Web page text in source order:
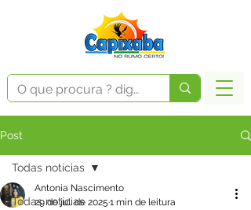
Post
Todas notícias
Todas notícias
Antonia Nascimento
29 de jul. de 2025 1 min de leitura